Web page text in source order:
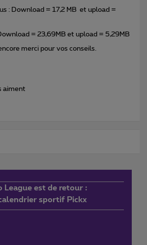
: Download = 17,2 MB et upload =
= 23,69MB et upload = 5,29MB
merci pour vos conseils.
aiment
League est de retour :
sportif Pickx